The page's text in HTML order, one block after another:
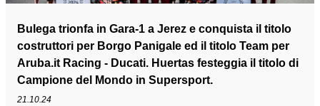
Bulega trionfa in Gara-1 a Jerez e conquista il titolo
costruttori per Borgo Panigale ed il titolo Team per
Aruba.it Racing - Ducati. Huertas festeggia il titolo di
Campione del Mondo in Supersport.
21.10.24